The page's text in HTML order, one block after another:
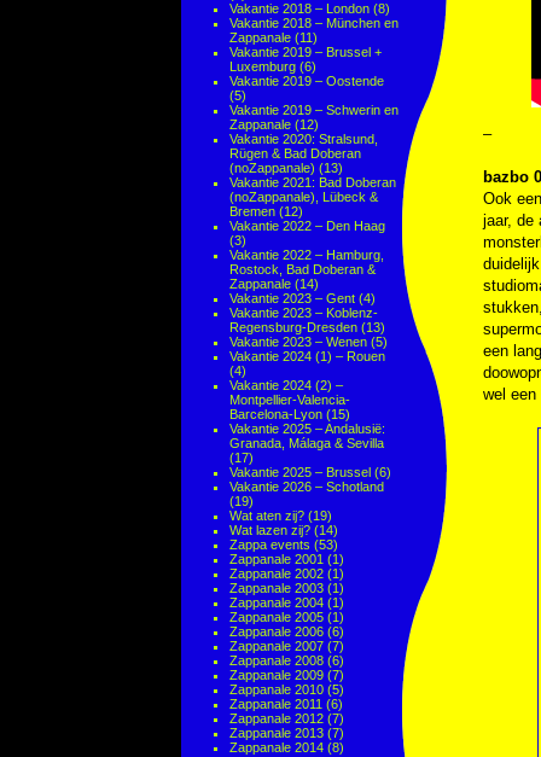
Vakantie 2018 – London (8)
Vakantie 2018 – München en
Zappanale (11)
Vakantie 2019 – Brussel +
Luxemburg (6)
Vakantie 2019 – Oostende
(5)
Vakantie 2019 – Schwerin en
Zappanale (12)
Vakantie 2020: Stralsund,
Rügen & Bad Doberan
(noZappanale) (13)
Vakantie 2021: Bad Doberan
(noZappanale), Lübeck &
Bremen (12)
Vakantie 2022 – Den Haag
(3)
Vakantie 2022 – Hamburg,
Rostock, Bad Doberan &
Zappanale (14)
Vakantie 2023 – Gent (4)
Vakantie 2023 – Koblenz-
Regensburg-Dresden (13)
Vakantie 2023 – Wenen (5)
Vakantie 2024 (1) – Rouen
(4)
Vakantie 2024 (2) –
Montpellier-Valencia-
Barcelona-Lyon (15)
Vakantie 2025 – Andalusië:
Granada, Málaga & Sevilla
(17)
Vakantie 2025 – Brussel (6)
Vakantie 2026 – Schotland
(19)
Wat aten zij? (19)
Wat lazen zij? (14)
Zappa events (53)
Zappanale 2001 (1)
Zappanale 2002 (1)
Zappanale 2003 (1)
Zappanale 2004 (1)
Zappanale 2005 (1)
Zappanale 2006 (6)
Zappanale 2007 (7)
Zappanale 2008 (6)
Zappanale 2009 (7)
Zappanale 2010 (5)
Zappanale 2011 (6)
Zappanale 2012 (7)
Zappanale 2013 (7)
Zappanale 2014 (8)
–
bazbo
Ook
jaar, de
een
wel